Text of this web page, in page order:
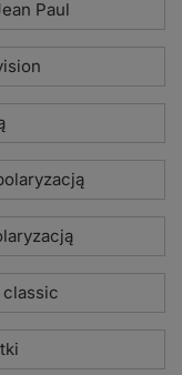
Paul
classic